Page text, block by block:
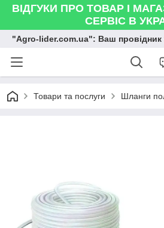
ВІДГУКИ ПРО ТОВАР І
СЕРВІС В
"Agro-lider.com.ua": Ваш провідник
Товари та послуги Шланги